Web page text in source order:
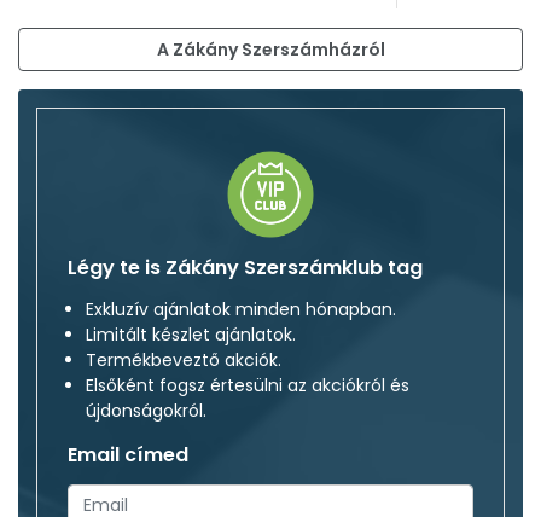
A Zákány Szerszámházról
Légy te is Zákány Szerszámklub tag
Exkluzív ajánlatok minden hónapban.
Limitált készlet ajánlatok.
Termékbeveztő akciók.
Elsőként fogsz értesülni az akciókról és
újdonságokról.
Email címed